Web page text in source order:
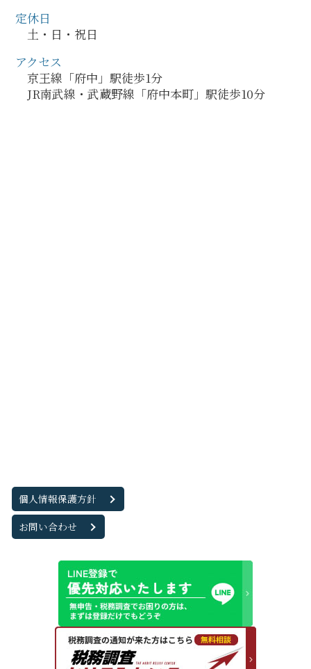
定休日
土・日・祝日
アクセス
京王線「府中」駅徒歩1分
JR南武線・武蔵野線「府中本町」駅徒歩10分
個人情報保護方針
お問い合わせ